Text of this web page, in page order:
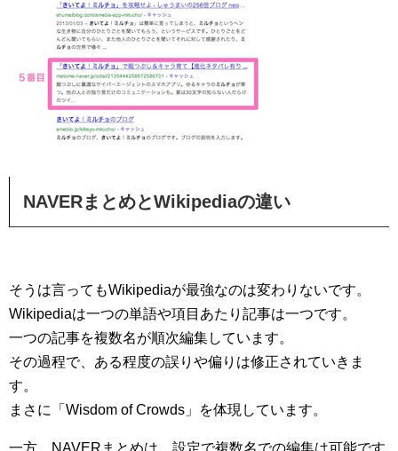
NAVERまとめとWikipediaの違い
そうは言ってもWikipediaが最強なのは変わりないです。
Wikipediaは一つの単語や項目あたり記事は一つです。
一つの記事を複数名が順次編集しています。
その過程で、ある程度の誤りや偏りは修正されていきま
す。
まさに「Wisdom of Crowds」を体現しています。
一方、NAVERまとめは、設定で複数名での編集は可能です